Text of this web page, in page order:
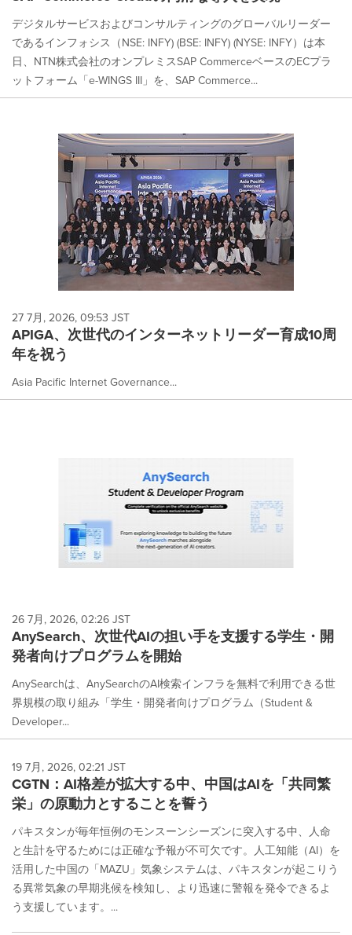
デジタルサービスおよびコンサルティングのグローバルリーダー
であるインフォシス（NSE: INFY) (BSE: INFY) (NYSE: INFY）は本
日、NTN株式会社のオンプレミスSAP CommerceベースのECプラ
ットフォーム「e-WINGS III」を、SAP Commerce...
27 7月, 2026, 09:53 JST
APIGA、次世代のインターネットリーダー育成10周
年を祝う
Asia Pacific Internet Governance...
26 7月, 2026, 02:26 JST
AnySearch、次世代AIの担い手を支援する学生・開
発者向けプログラムを開始
AnySearchは、AnySearchのAI検索インフラを無料で利用できる世
界規模の取り組み「学生・開発者向けプログラム（Student &
Developer...
19 7月, 2026, 02:21 JST
CGTN：AI格差が拡大する中、中国はAIを「共同繁
栄」の原動力とすることを誓う
パキスタンが毎年恒例のモンスーンシーズンに突入する中、人命
と生計を守るためには正確な予報が不可欠です。人工知能（AI）を
活用した中国の「MAZU」気象システムは、パキスタンが起こりう
る異常気象の早期兆候を検知し、より迅速に警報を発令できるよ
う支援しています。...